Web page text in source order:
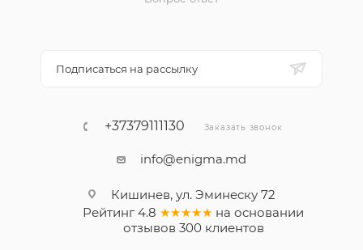
Подписаться на рассылку
+37379111130 Заказать звонок
info@enigma.md
Кишинев, ул. Эминеску 72
Рейтинг 4.8 ★★★★★ на основании
отзывов 300клиентов